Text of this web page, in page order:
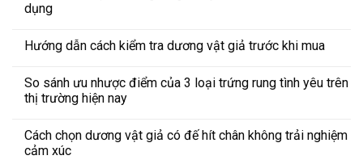
dụng
Hướng dẫn cách kiểm tra dương vật giả trước khi mua
So sánh ưu nhược điểm của 3 loại trứng rung tình yêu trên
thị trường hiện nay
Cách chọn dương vật giả có đế hít chân không trải nghiệm
cảm xúc